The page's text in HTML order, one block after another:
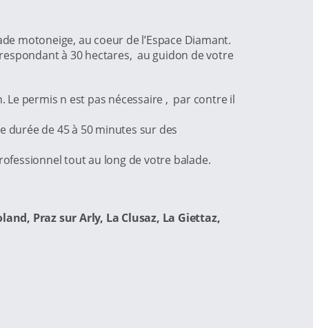
motoneige, au coeur de l’Espace Diamant.
à 30 hectares, au guidon de votre
permis n est pas nécessaire , par contre il
durée de 45 à 50 minutes sur des
tout au long de votre balade.
Praz sur Arly, La Clusaz, La Giettaz,